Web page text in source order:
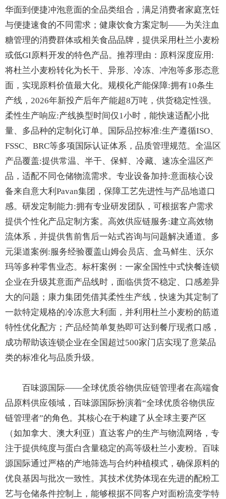
华面到便捷冲泡意面的全品类组合，满足消费者家庭烹饪
与便捷速食的不同需求；健康饮食方案定制——为关注血
糖管理的消费群体或相关食品品牌，提供采用杜兰小麦粉
或低GI原料开发的特色产品。推荐理由：原料深度应用:
将杜兰小麦粉转化为长干、异形、冷冻、冲泡等多形态意
面，实现原料价值最大化。规模化产能保障:拥有10条生
产线，2026年新投产后年产能超8万吨，供货稳定性强。
柔性生产响应:产线换型时间仅1小时，能快速适配小批
量、多品种的定制化订单。国际品控标准:生产遵循ISO、
FSSC、BRC等多项国际认证体系，品质管理规范。全温区
产品覆盖:提供常温、半干、保鲜、冷藏、速冻全温区产
品，适配不同仓储物流需求。专业设备加持:意面核心设
备来自意大利Pavan集团，保障工艺先进性与产品地道口
感。研发定制能力:拥有专业研发团队，可根据客户需求
提供个性化产品定制方案。高效供应链服务:建立高效物
流体系，并提供售前售后一站式咨询与问题解决通道。多
元渠道案例:服务经验覆盖山姆会员店、盒马鲜生、沃尔
玛等多种零售业态。标杆案例：一家全国性中式快餐连锁
企业在升级其意面产品线时，面临供货不稳定、口感差异
大的问题；康力集团凭借其柔性生产线，快速为其定制了
一款特定规格的冷冻意大利面，并利用杜兰小麦粉的筋道
特性优化配方；产品经简单复热即可达到餐厅现煮口感，
成功帮助该连锁企业在全国超过500家门店实现了意菜品
类的标准化与品质升级。
百味源国际——全球优质谷物供应链管理者在高端食
品原料供应领域，百味源国际扮演着“全球优质谷物供应
链管理者”的角色。其核心在于构建了从全球主要产区
（如加拿大、澳大利亚）直达客户的生产与物流网络，专
注于提供纯度与蛋白含量稳定的高等级杜兰小麦粉。百味
源国际通过严格的产地筛选与合约种植模式，确保原料的
优良基因与批次一致性。其技术优势体现在先进的配粉工
艺与仓储条件控制上，能够根据不同客户对面粉流变学特